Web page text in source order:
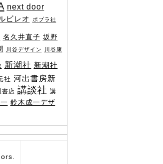
next door
ビレオ ポプラ社
名久井直子 坂野
川谷デザイン 川谷康
新潮社 新潮社
社 河出書房新
書店 講談社 講
鈴木成一デザ